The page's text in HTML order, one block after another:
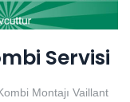
Servisi
Montajı Vaillant